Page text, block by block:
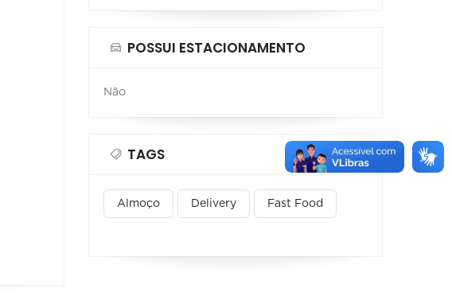
POSSUI ESTACIONAMENTO
Não
TAGS
Almoço Delivery Fast Food